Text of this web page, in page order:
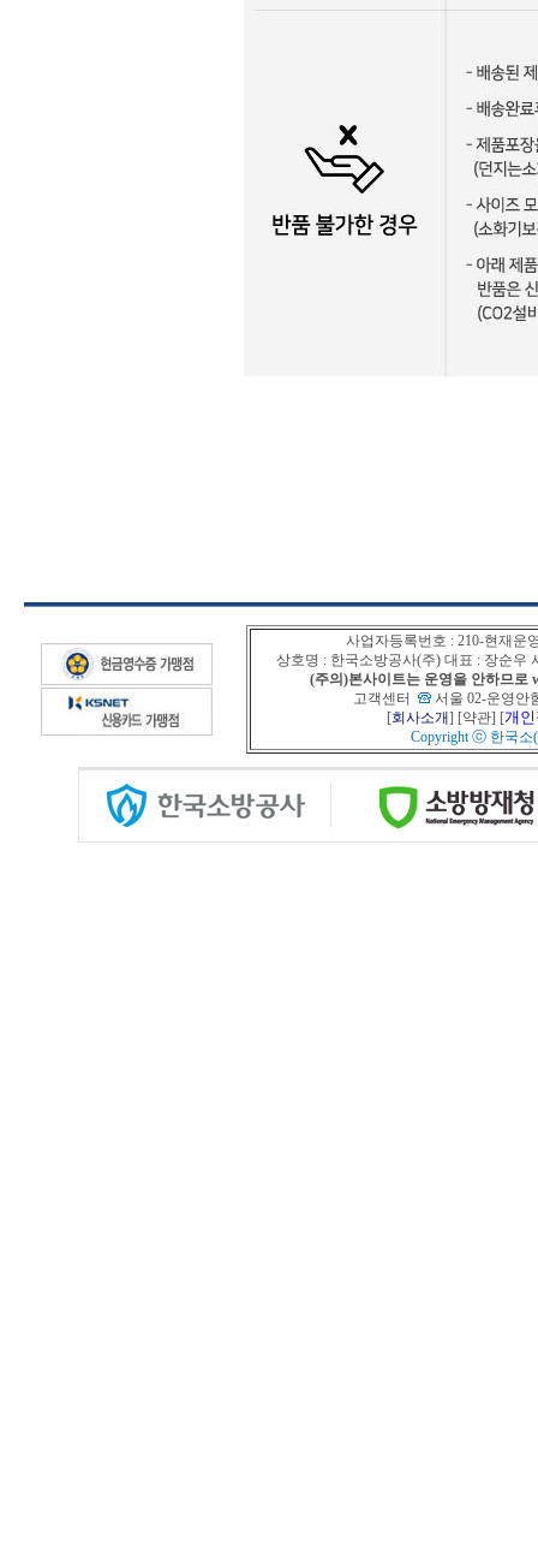
사업자등록번호 : 210-현재운
상호명 : 한국소방공사(주) 대표 : 장순우
(주의)본사이트는 운영을 안하므로
고객센터
서울 02-운영안
[회사소개] [약관] [개
Copyright ⓒ 한국소